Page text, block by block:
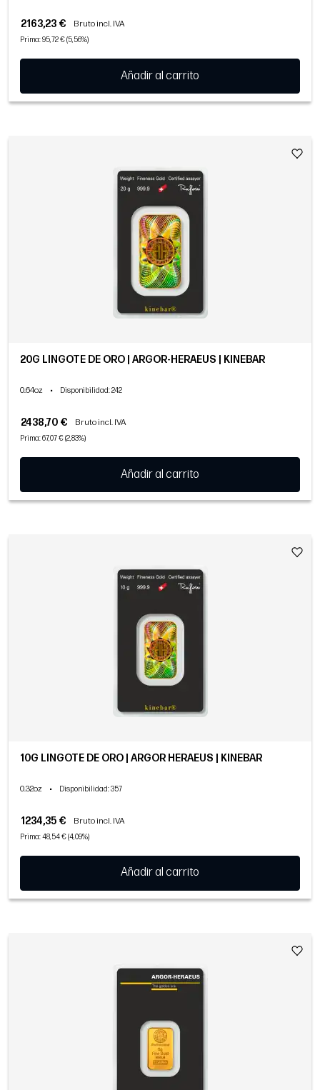
2163,23 € Bruto incl. IVA
Prima: 95,72 € (5,56%)
Añadir al carrito
20G LINGOTE DE ORO | ARGOR-HERAEUS | KINEBAR
0.64oz • Disponibilidad: 242
2438,70 € Bruto incl. IVA
Prima: 67,07 € (2,83%)
Añadir al carrito
10G LINGOTE DE ORO | ARGOR HERAEUS | KINEBAR
0.32oz • Disponibilidad: 357
1234,35 € Bruto incl. IVA
Prima: 48,54 € (4,09%)
Añadir al carrito